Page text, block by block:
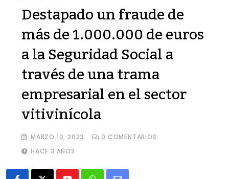
Destapado un fraude de
más de 1.000.000 de euros
a la Seguridad Social a
través de una trama
empresarial en el sector
vitivinícola
MARZO 10, 2023 0 COMENTARIOS
HACE 3 AÑOS